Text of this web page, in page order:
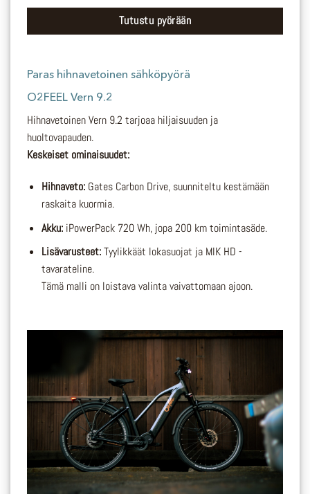
Tutustu pyörään
Paras hihnavetoinen sähköpyörä
O2FEEL Vern 9.2
Hihnavetoinen Vern 9.2 tarjoaa hiljaisuuden ja
huoltovapauden.
Keskeiset ominaisuudet:
Hihnaveto:Gates Carbon Drive, suunniteltu kestämään
raskaita kuormia.
Akku:iPowerPack 720 Wh, jopa 200 km toimintasäde.
Lisävarusteet:Tyylikkäät lokasuojat ja MIK HD -
tavarateline.
Tämä malli on loistava valinta vaivattomaan ajoon.